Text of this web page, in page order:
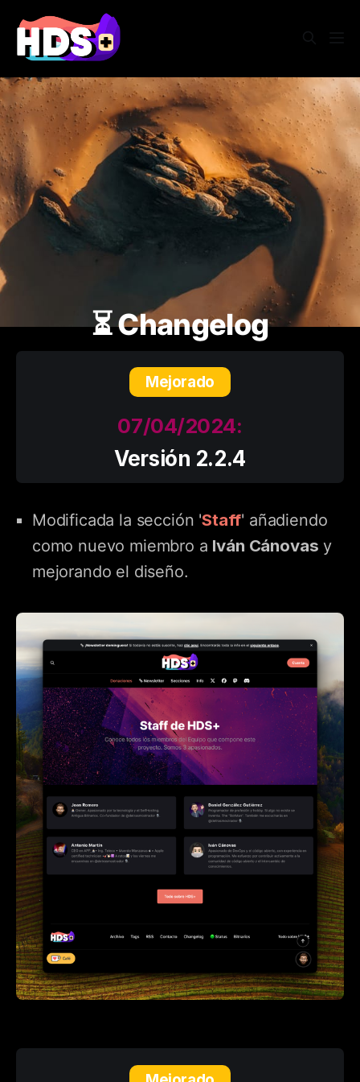
⏳ Changelog
Mejorado
07/04/2024:
Versión 2.2.4
Modificada la sección 'Staff' añadiendo
como nuevo miembro a Iván Cánovas y
mejorando el diseño.